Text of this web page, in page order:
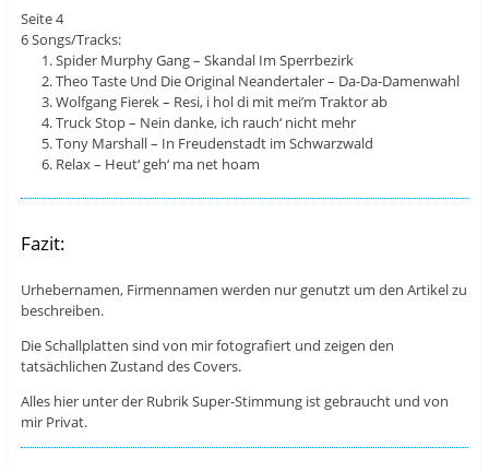
Seite 4
6 Songs/Tracks:
Spider Murphy Gang – Skandal Im Sperrbezirk
Theo Taste Und Die Original Neandertaler – Da-Da-Damenwahl
Wolfgang Fierek – Resi, i hol di mit mei’m Traktor ab
Truck Stop – Nein danke, ich rauch‘ nicht mehr
Tony Marshall – In Freudenstadt im Schwarzwald
Relax – Heut‘ geh‘ ma net hoam
Fazit:
Urhebernamen, Firmennamen werden nur genutzt um den Artikel zu
beschreiben.
Die Schallplatten sind von mir fotografiert und zeigen den
tatsächlichen Zustand des Covers.
Alles hier unter der Rubrik Super-Stimmung ist gebraucht und von
mir Privat.